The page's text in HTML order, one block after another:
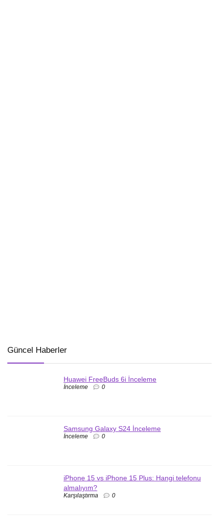
Güncel Haberler
Huawei FreeBuds 6i İnceleme
İnceleme 0
Samsung Galaxy S24 İnceleme
İnceleme 0
iPhone 15 vs iPhone 15 Plus: Hangi telefonu
almalıyım?
Karşılaştırma 0